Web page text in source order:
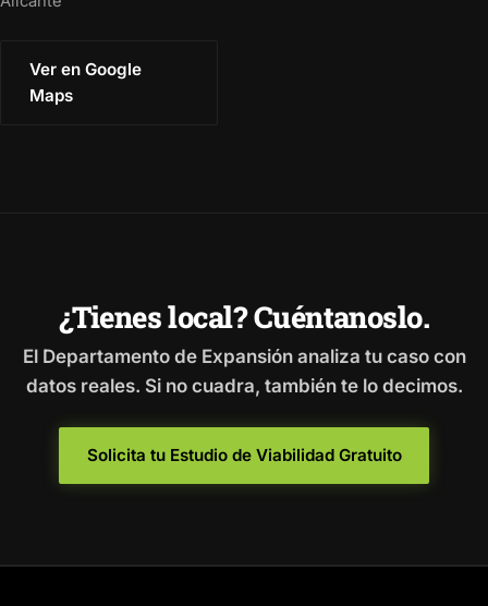
Ver en Google
Maps
¿Tienes local? Cuéntanoslo.
El Departamento de Expansión analiza tu caso con
datos reales. Si no cuadra, también te lo decimos.
Solicita tu Estudio de Viabilidad Gratuito